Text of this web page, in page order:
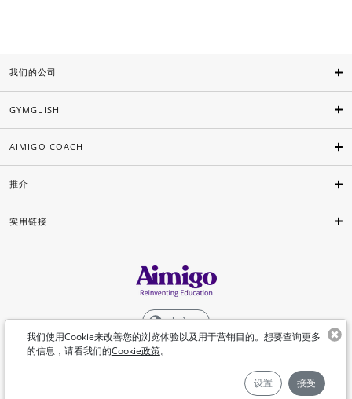
我们使用Cookie来改善您的浏览体验以及用于营销目的。想要查询更多
的信息，请看我们的Cookie政策。
设置 接受
我们的公司
GYMGLISH
AIMIGO COACH
推介
实用链接
中文
©Aimigo 2026